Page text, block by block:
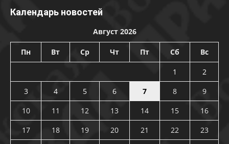
Календарь новостей
Август 2026
Пн Вт Ср Чт Пт Сб Вс
1
2
3
4 5 6 7 8
9
10
11 12 13 14 15
16
17
18 19 20 21 22
23